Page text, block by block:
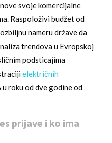
svoje komercijalne
Raspoloživi budžet od
nameru države da
trendova u Evropskoj
podsticajima
električnih
u roku od dve godine od
prijave i ko ima